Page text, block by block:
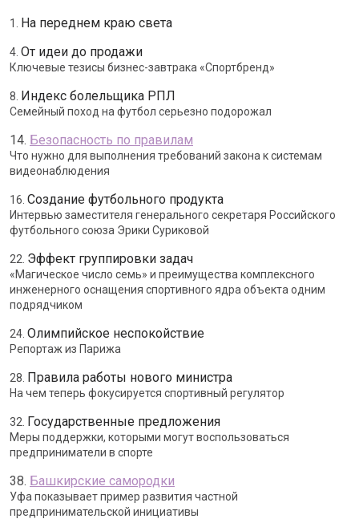
1. На переднем краю света
4. От идеи до продажи
Ключевые тезисы бизнес-завтрака «Спортбренд»
8. Индекс болельщика РПЛ
Семейный поход на футбол серьезно подорожал
14. Безопасность по правилам
Что нужно для выполнения требований закона к системам
видеонаблюдения
16. Создание футбольного продукта
Интервью заместителя генерального секретаря Российского
футбольного союза Эрики Суриковой
22. Эффект группировки задач
«Магическое число семь» и преимущества комплексного
инженерного оснащения спортивного ядра объекта одним
подрядчиком
24. Олимпийское неспокойствие
Репортаж из Парижа
28. Правила работы нового министра
На чем теперь фокусируется спортивный регулятор
32. Государственные предложения
Меры поддержки, которыми могут воспользоваться
предприниматели в спорте
38. Башкирские самородки
Уфа показывает пример развития частной
предпринимательской инициативы